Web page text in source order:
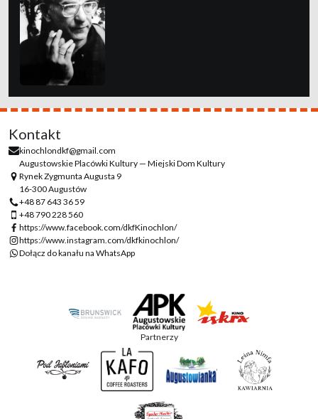
Kontakt
kinochlondkf@gmail.com
Augustowskie Placówki Kultury — Miejski Dom Kultury
Rynek Zygmunta Augusta 9
16-300 Augustów
+48 87 643 36 59
+48 790 228 560
https://www.facebook.com/dkfKinochlon/
https://www.instagram.com/dkfkinochlon/
Dołącz do kanału na WhatsApp
Partnerzy